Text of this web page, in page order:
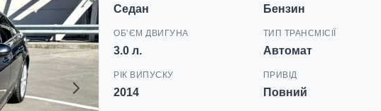
Седан Бензин
ОБʼЄМ ДВИГУНА
3.0 л.
ТИП ТРАНСМІСІЇ
Автомат
РІК ВИПУСКУ
2014
ПРИВІД
Повний